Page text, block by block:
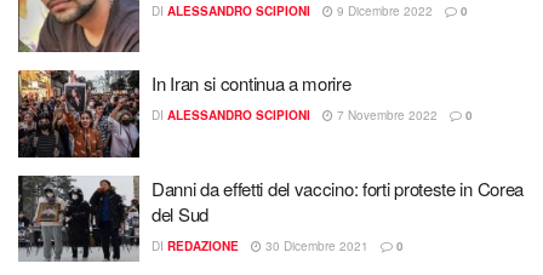
DI ALESSANDRO SCIPIONI 9 Dicembre 2022 0
In Iran si continua a morire
DI ALESSANDRO SCIPIONI 7 Novembre 2022 0
Danni da effetti del vaccino: forti proteste in Corea
del Sud
DI REDAZIONE 30 Dicembre 2021 0